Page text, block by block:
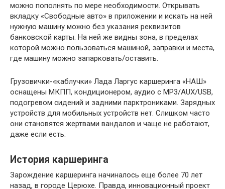
можно пополнять по мере необходимости. Открывать
вкладку «Свободные авто» в приложении и искать на ней
нужную машину можно без указания реквизитов
банковской карты. На ней же видны зона, в пределах
которой можно пользоваться машиной, заправки и места,
где машину можно запарковать/оставить.
Грузовички-«каблучки» Лада Ларгус каршеринга «НАШ»
оснащены МКПП, кондиционером, аудио с MP3/AUX/USB,
подогревом сидений и задними парктрониками. Зарядных
устройств для мобильных устройств нет. Слишком часто
они становятся жертвами вандалов и чаще не работают,
даже если есть.
История каршеринга
Зарождение каршеринга начиналось еще более 70 лет
назад, в городе Церюхе. Правда, инновационный проект